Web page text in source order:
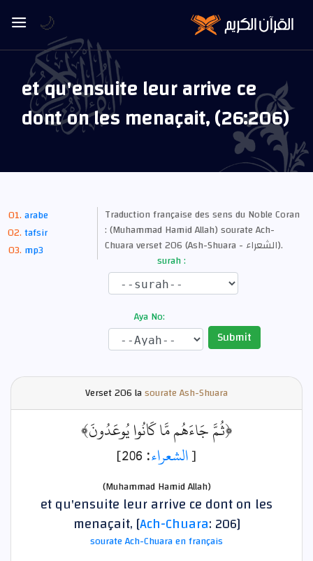
et qu'ensuite leur arrive ce
dont on les menaçait, (26:206)
arabe
tafsir
mp3
Traduction française des sens du Noble Coran
: (Muhammad Hamid Allah) sourate Ach-
Chuara verset 206 (Ash-Shuara - الشعراء).
surah :
Aya No:
Submit
Verset206 lasourate Ash-Shuara
﴿ثُمَّ جَاءَهُم مَّا كَانُوا يُوعَدُونَ﴾
[الشعراء: 206]
(Muhammad Hamid Allah)
et qu'ensuite leur arrive ce dont on les
menaçait, [Ach-Chuara: 206]
sourate Ach-Chuara en français
🌙